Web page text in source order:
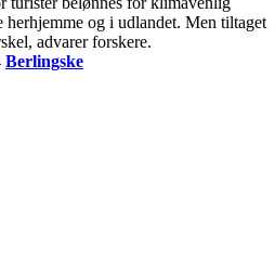
og i udlandet. Men tiltaget
advarer forskere.
Berlingske